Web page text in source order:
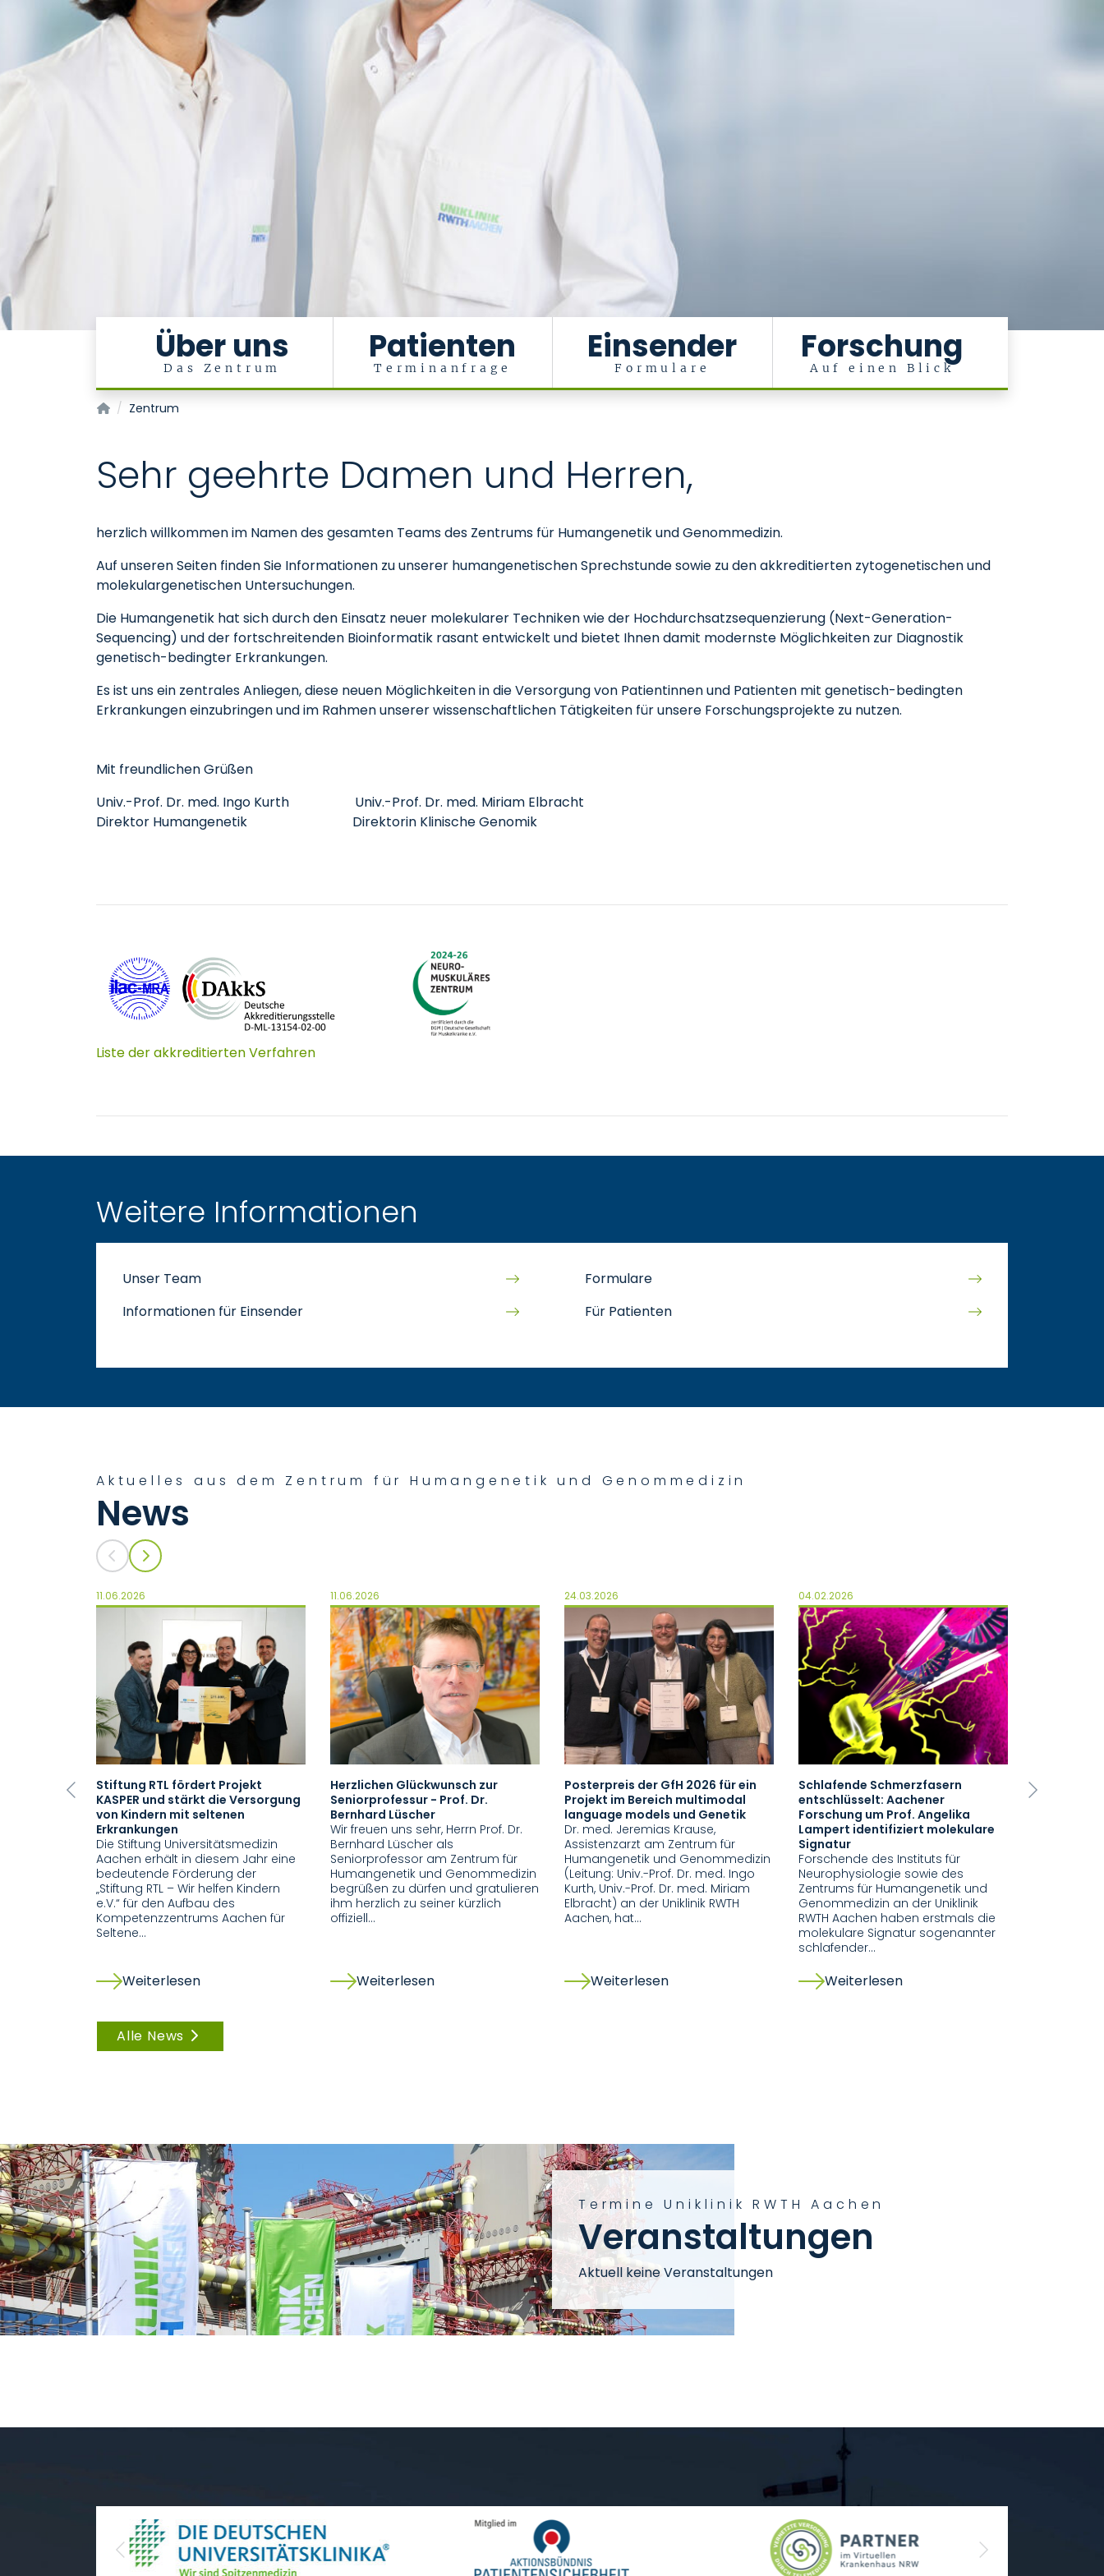
Über uns
Das Zentrum
Patienten
Terminanfrage
Einsender
Formulare
Forschung
Auf einen Blick
Zentrum für Humangenetik und Genommedizin
Zentrum
Sehr geehrte Damen und Herren,
herzlich willkommen im Namen des gesamten Teams des Zentrums für Humangenetik und Genommedizin.
Auf unseren Seiten finden Sie Informationen zu unserer humangenetischen Sprechstunde sowie zu den akkreditierten zytogenetischen und
molekulargenetischen Untersuchungen.
Die Humangenetik hat sich durch den Einsatz neuer molekularer Techniken wie der Hochdurchsatzsequenzierung (Next-Generation-
Sequencing) und der fortschreitenden Bioinformatik rasant entwickelt und bietet Ihnen damit modernste Möglichkeiten zur Diagnostik
genetisch-bedingter Erkrankungen.
Es ist uns ein zentrales Anliegen, diese neuen Möglichkeiten in die Versorgung von Patientinnen und Patienten mit genetisch-bedingten
Erkrankungen einzubringen und im Rahmen unserer wissenschaftlichen Tätigkeiten für unsere Forschungsprojekte zu nutzen.
Mit freundlichen Grüßen
Univ.-Prof. Dr. med. Ingo Kurth Univ.-Prof. Dr. med. Miriam Elbracht
Direktor Humangenetik Direktorin Klinische Genomik
Liste der akkreditierten Verfahren
Weitere Informationen
Unser Team
Informationen für Einsender
Formulare
Für Patienten
Aktuelles aus dem Zentrum für Humangenetik und Genommedizin
News
11.06.2026
Stiftung RTL fördert Projekt
KASPER und stärkt die Versorgung
von Kindern mit seltenen
Erkrankungen
Die Stiftung Universitätsmedizin
Aachen erhält in diesem Jahr eine
bedeutende Förderung der
„Stiftung RTL – Wir helfen Kindern
e.V.“ für den Aufbau des
Kompetenzzentrums Aachen für
Seltene…
Weiterlesen
11.06.2026
Herzlichen Glückwunsch zur
Seniorprofessur - Prof. Dr.
Bernhard Lüscher
Wir freuen uns sehr, Herrn Prof. Dr.
Bernhard Lüscher als
Seniorprofessor am Zentrum für
Humangenetik und Genommedizin
begrüßen zu dürfen und gratulieren
ihm herzlich zu seiner kürzlich
offiziell…
Weiterlesen
24.03.2026
Posterpreis der GfH 2026 für ein
Projekt im Bereich multimodal
language models und Genetik
Dr. med. Jeremias Krause,
Assistenzarzt am Zentrum für
Humangenetik und Genommedizin
(Leitung: Univ.-Prof. Dr. med. Ingo
Kurth, Univ.-Prof. Dr. med. Miriam
Elbracht) an der Uniklinik RWTH
Aachen, hat…
Weiterlesen
04.02.2026
Schlafende Schmerzfasern
entschlüsselt: Aachener
Forschung um Prof. Angelika
Lampert identifiziert molekulare
Signatur
Forschende des Instituts für
Neurophysiologie sowie des
Zentrums für Humangenetik und
Genommedizin an der Uniklinik
RWTH Aachen haben erstmals die
molekulare Signatur sogenannter
schlafender…
Weiterlesen
Erneute
der
Previous Next
Alle News
Termine Uniklinik RWTH Aachen
Veranstaltungen
Aktuell keine Veranstaltungen
Previous Next